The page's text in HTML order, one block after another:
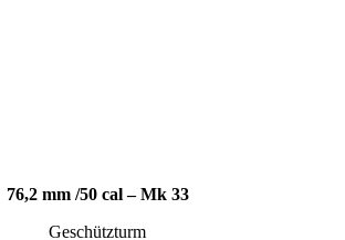
76,2 mm /50 cal – Mk 33
Geschützturm